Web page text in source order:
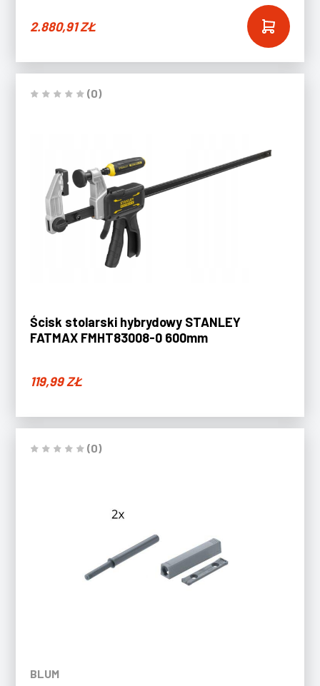
2.880,91ZŁ
(0)
Ścisk stolarski hybrydowy STANLEY
FATMAX FMHT83008-0 600mm
119,99ZŁ
(0)
BLUM